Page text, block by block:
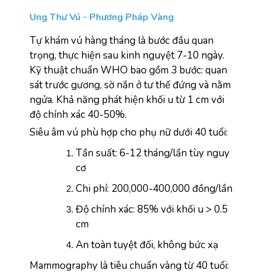
Ung Thư Vú - Phương Pháp Vàng
Tự khám vú hàng tháng là bước đầu quan
trọng, thực hiện sau kinh nguyệt 7-10 ngày.
Kỹ thuật chuẩn WHO bao gồm 3 bước: quan
sát trước gương, sờ nắn ở tư thế đứng và nằm
ngửa. Khả năng phát hiện khối u từ 1 cm với
độ chính xác 40-50%.
Siêu âm vú phù hợp cho phụ nữ dưới 40 tuổi:
Tần suất: 6-12 tháng/lần tùy nguy
cơ
Chi phí: 200,000-400,000 đồng/lần
Độ chính xác: 85% với khối u > 0.5
cm
An toàn tuyệt đối, không bức xạ
Mammography là tiêu chuẩn vàng từ 40 tuổi: